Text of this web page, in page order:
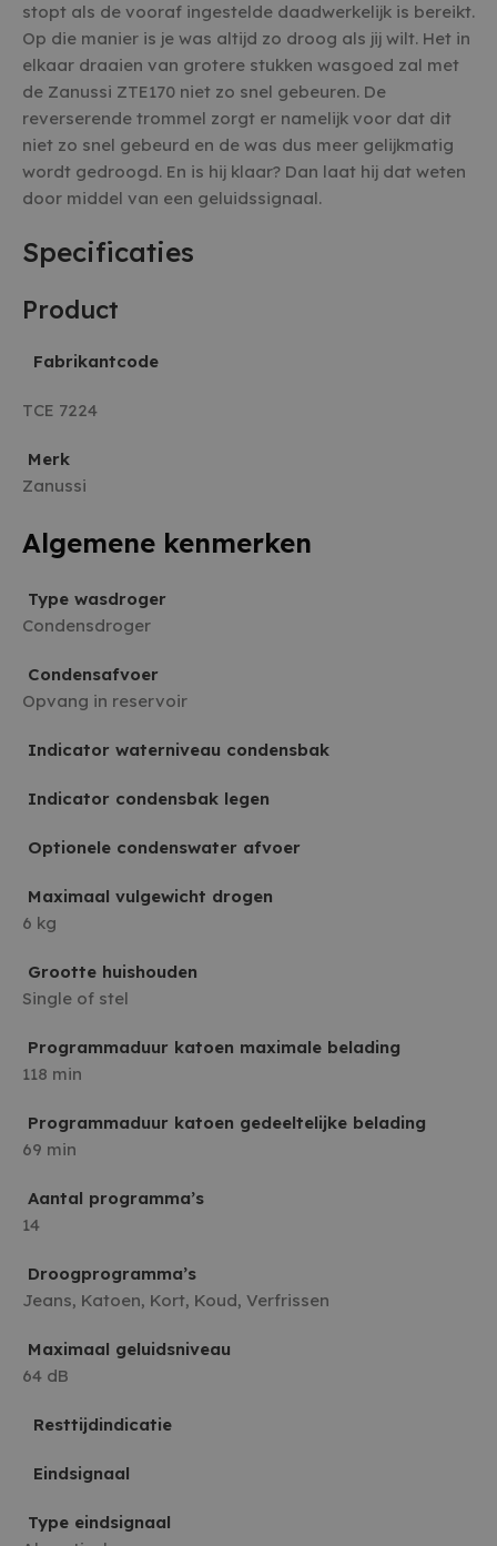
stopt als de vooraf ingestelde daadwerkelijk is bereikt.
Op die manier is je was altijd zo droog als jij wilt. Het in
elkaar draaien van grotere stukken wasgoed zal met
de Zanussi ZTE170 niet zo snel gebeuren. De
reverserende trommel zorgt er namelijk voor dat dit
niet zo snel gebeurd en de was dus meer gelijkmatig
wordt gedroogd. En is hij klaar? Dan laat hij dat weten
door middel van een geluidssignaal.
Specificaties
Product
Fabrikantcode
TCE 7224
Merk
Zanussi
Algemene kenmerken
Type wasdroger
Condensdroger
Condensafvoer
Opvang in reservoir
Indicator waterniveau condensbak
Indicator condensbak legen
Optionele condenswater afvoer
Maximaal vulgewicht drogen
6 kg
Grootte huishouden
Single of stel
Programmaduur katoen maximale belading
118 min
Programmaduur katoen gedeeltelijke belading
69 min
Aantal programma’s
14
Droogprogramma’s
Jeans, Katoen, Kort, Koud, Verfrissen
Maximaal geluidsniveau
64 dB
Resttijdindicatie
Eindsignaal
Type eindsignaal